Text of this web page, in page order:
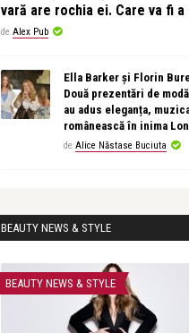
vară are rochia ei. Care va fi a
de Alex Pub
Ella Barker și Florin
Două prezentări de
au adus eleganța,
românească în inima
de Alice Năstase Buciuta
BEAUTY NEWS & STYLE
BEAUTY NEWS & STYLE